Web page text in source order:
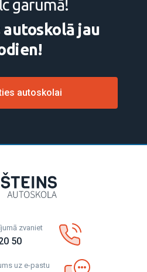
autovadītāja apliecību ātrāk,
nodrošina sekojošus
garumā!
autoskolā jau
autoskolai
zvaniet
50
uz e-pastu